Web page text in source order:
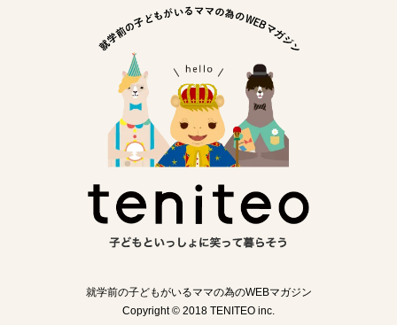
就学前の子どもがいるママの為のWEBマガジン
Copyright © 2018 TENITEO inc.